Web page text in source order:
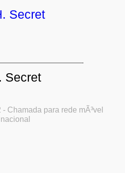
Secret
Chamada para rede mÃ³vel
nacional